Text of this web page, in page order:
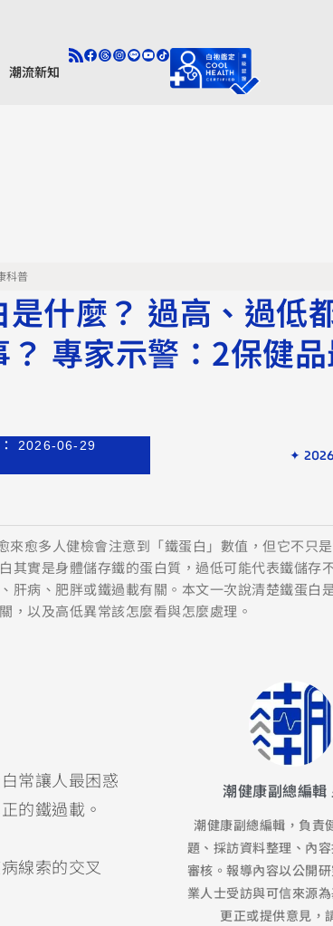
潮流新知
科普
是什麼？ 過高、過低
？ 專家示警：2保健
2026-06-29
✦
來愈多人健檢會注意到「鐵蛋白」數值，但它不只
其實是身體儲存鐵的蛋白質，過低可能代表鐵儲存
肝病、肥胖或鐵過載有關。本文一次說清楚鐵蛋白
，以及高低異常該怎麼看與怎麼處理。
常讓人最困惑
的鐵過載。
線索的交叉
潮健康副總編輯
潮健康副總編輯，負責
題、採訪資料整理、內
審核。報導內容以公開
業人士受訪與可信來源
更正或提供意見，